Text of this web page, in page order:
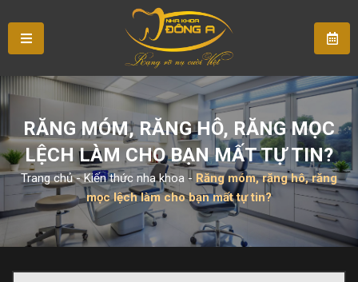
RĂNG MÓM, RĂNG HÔ, RĂNG MỌC
LỆCH LÀM CHO BẠN MẤT TỰ TIN?
Trang chủ-Kiến thức nha khoa - Răng móm, răng hô, răng
mọc lệch làm cho bạn mất tự tin?